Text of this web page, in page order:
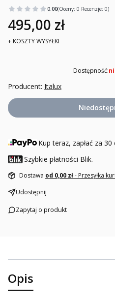
0.00(Oceny: 0 Recenzje: 0)
495,00 zł
+ KOSZTY WYSYŁKI
Dostępność:
Producent: Italux
Kup teraz, zapłać za 30
Szybkie płatności Blik.
Dostawa od 0,00 zł- Przesyłka
Udostępnij
Zapytaj o produkt
Opis